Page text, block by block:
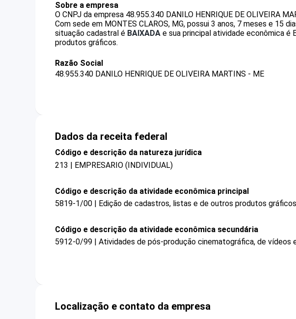
Sobre a empresa
O CNPJ da empresa 48.955.340 DANILO HENRIQUE DE OLIVEIRA
Com sede em MONTES CLAROS, MG, possui 3 anos, 7 meses e 15
situação cadastral é BAIXADA e sua principal atividade econômica
produtos gráficos.
Razão Social
48.955.340 DANILO HENRIQUE DE OLIVEIRA MARTINS - ME
Dados da receita federal
Código e descrição da natureza jurídica
213 | EMPRESARIO (INDIVIDUAL)
Código e descrição da atividade econômica principal
5819-1/00 | Edição de cadastros, listas e de outros produtos gráficos
Código e descrição da atividade econômica secundária
5912-0/99 | Atividades de pós-produção cinematográfica, de
Localização e contato da empresa